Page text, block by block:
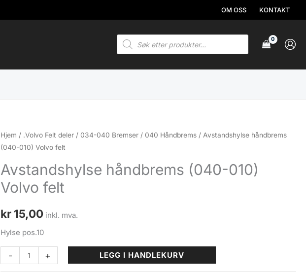
OM OSS KONTAKT
Products
search
Hjem / .Volvo Felt deler / 034-040 Bremser / 040 Håndbrems / Avstandshylse håndbrems
(040-010) Volvo felt
Avstandshylse håndbrems (040-010)
Volvo felt
kr 15,00 inkl. mva.
Hylse pos.10
-
Avstandshylse
håndbrems
+ LEGG I HANDLEKURV